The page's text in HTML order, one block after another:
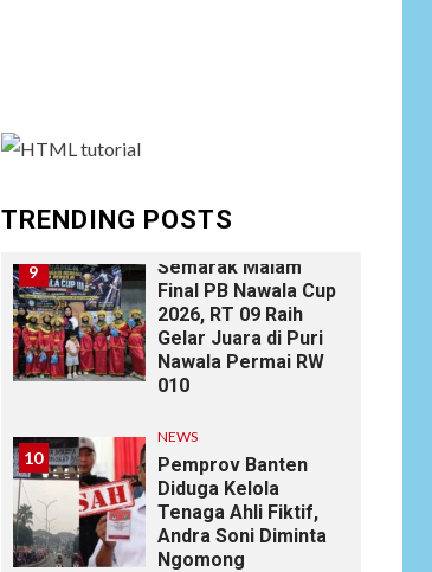
TRENDING POSTS
9
Semarak Malam
Final PB Nawala Cup
2026, RT 09 Raih
Gelar Juara di Puri
Nawala Permai RW
010
10
NEWS
Pemprov Banten
Diduga Kelola
Tenaga Ahli Fiktif,
Andra Soni Diminta
Ngomong